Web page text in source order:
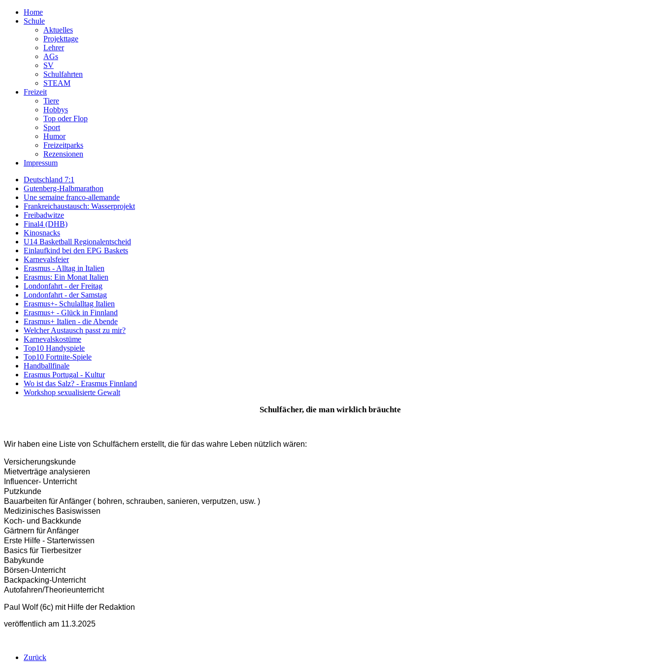
Home
Schule
Aktuelles
Projekttage
Lehrer
AGs
SV
Schulfahrten
STEAM
Freizeit
Tiere
Hobbys
Top oder Flop
Sport
Humor
Freizeitparks
Rezensionen
Impressum
Deutschland 7:1
Gutenberg-Halbmarathon
Une semaine franco-allemande
Frankreichaustausch: Wasserprojekt
Freibadwitze
Final4 (DHB)
Kinosnacks
U14 Basketball Regionalentscheid
Einlaufkind bei den EPG Baskets
Karnevalsfeier
Erasmus - Alltag in Italien
Erasmus: Ein Monat Italien
Londonfahrt - der Freitag
Londonfahrt - der Samstag
Erasmus+- Schulalltag Italien
Erasmus+ - Glück in Finnland
Erasmus+ Italien - die Abende
Welcher Austausch passt zu mir?
Karnevalskostüme
Top10 Handyspiele
Top10 Fortnite-Spiele
Handballfinale
Erasmus Portugal - Kultur
Wo ist das Salz? - Erasmus Finnland
Workshop sexualisierte Gewalt
Schulfächer, die man wirklich bräuchte
Wir haben eine Liste von Schulfächern erstellt, die für das wahre Leben nützlich wären:
Versicherungskunde
Mietverträge analysieren
Influencer- Unterricht
Putzkunde
Bauarbeiten für Anfänger ( bohren, schrauben, sanieren, verputzen, usw. )
Medizinisches Basiswissen
Koch- und Backkunde
Gärtnern für Anfänger
Erste Hilfe - Starterwissen
Basics für Tierbesitzer
Babykunde
Börsen-Unterricht
Backpacking-Unterricht
Autofahren/Theorieunterricht
Paul Wolf (6c) mit Hilfe der Redaktion
veröffentlich am 11.3.2025
Zurück